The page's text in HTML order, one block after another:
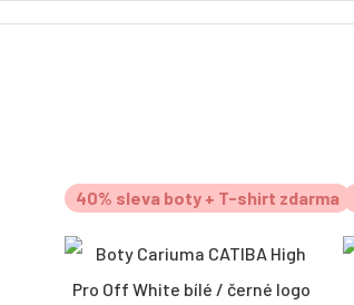
40% sleva boty + T-shirt zdarma